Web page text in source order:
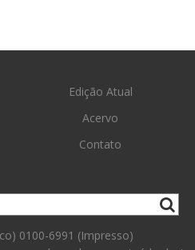
Edição Atual
Acervo
Contato
0100-6991 (Impresso)